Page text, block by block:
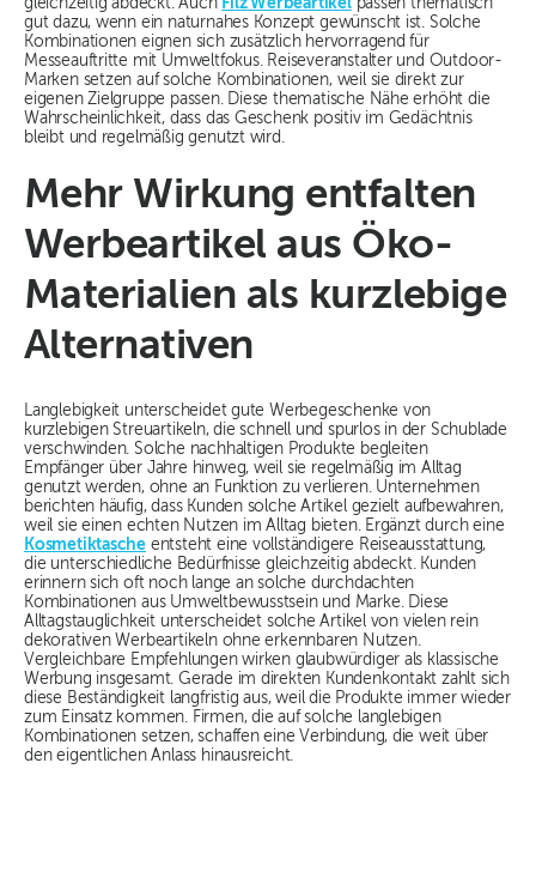
gleichzeitig abdeckt. Auch Filz Werbeartikelpassen thematisch
gut dazu, wenn ein naturnahes Konzept gewünscht ist. Solche
Kombinationen eignen sich zusätzlich hervorragend für
Messeauftritte mit Umweltfokus. Reiseveranstalter und Outdoor-
Marken setzen auf solche Kombinationen, weil sie direkt zur
eigenen Zielgruppe passen. Diese thematische Nähe erhöht die
Wahrscheinlichkeit, dass das Geschenk positiv im Gedächtnis
bleibt und regelmäßig genutzt wird.
Mehr Wirkung entfalten
Werbeartikel aus Öko-
Materialien als kurzlebige
Alternativen
Langlebigkeit unterscheidet gute Werbegeschenke von
kurzlebigen Streuartikeln, die schnell und spurlos in der Schublade
verschwinden. Solche nachhaltigen Produkte begleiten
Empfänger über Jahre hinweg, weil sie regelmäßig im Alltag
genutzt werden, ohne an Funktion zu verlieren. Unternehmen
berichten häufig, dass Kunden solche Artikel gezielt aufbewahren,
weil sie einen echten Nutzen im Alltag bieten. Ergänzt durch eine
Kosmetiktasche entsteht eine vollständigere Reiseausstattung,
die unterschiedliche Bedürfnisse gleichzeitig abdeckt. Kunden
erinnern sich oft noch lange an solche durchdachten
Kombinationen aus Umweltbewusstsein und Marke. Diese
Alltagstauglichkeit unterscheidet solche Artikel von vielen rein
dekorativen Werbeartikeln ohne erkennbaren Nutzen.
Vergleichbare Empfehlungen wirken glaubwürdiger als klassische
Werbung insgesamt. Gerade im direkten Kundenkontakt zahlt sich
diese Beständigkeit langfristig aus, weil die Produkte immer wieder
zum Einsatz kommen. Firmen, die auf solche langlebigen
Kombinationen setzen, schaffen eine Verbindung, die weit über
den eigentlichen Anlass hinausreicht.